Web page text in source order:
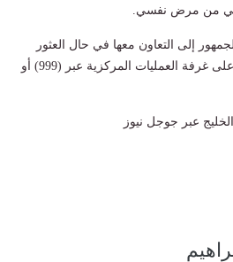
إلى التعاون معها في حال العثور
على صاحب الصورة، الاتصال على غرفة العمليات المركزية عبر (999) أو
عبر جوجل نيوز